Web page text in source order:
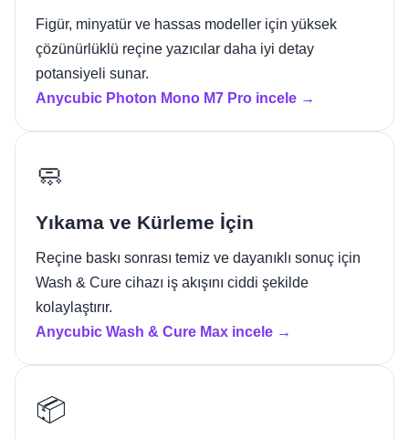
Figür, minyatür ve hassas modeller için yüksek
çözünürlüklü reçine yazıcılar daha iyi detay
potansiyeli sunar.
Anycubic Photon Mono M7 Pro incele →
🧼
Yıkama ve Kürleme İçin
Reçine baskı sonrası temiz ve dayanıklı sonuç için
Wash & Cure cihazı iş akışını ciddi şekilde
kolaylaştırır.
Anycubic Wash & Cure Max incele →
📦